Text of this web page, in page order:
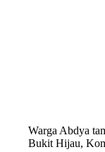
Warga Abdya
Bukit Hijau,